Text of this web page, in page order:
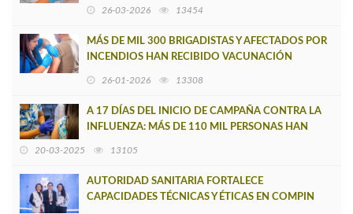
26-03-2026 13454
MÁS DE MIL 300 BRIGADISTAS Y AFECTADOS POR
INCENDIOS HAN RECIBIDO VACUNACIÓN
26-01-2026 13308
A 17 DÍAS DEL INICIO DE CAMPAÑA CONTRA LA
INFLUENZA: MÁS DE 110 MIL PERSONAS HAN
20-03-2025 13105
AUTORIDAD SANITARIA FORTALECE
CAPACIDADES TÉCNICAS Y ÉTICAS EN COMPIN